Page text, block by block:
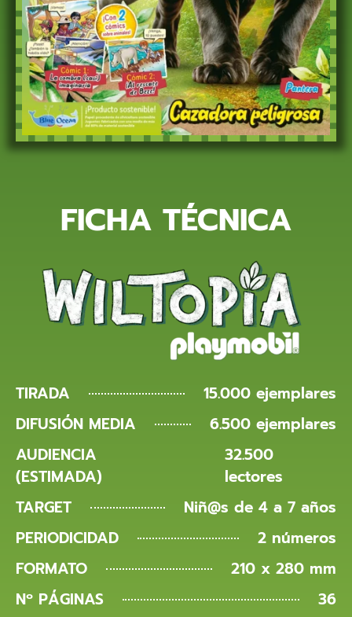
FICHA TÉCNICA
TIRADA
15.000 ejemplares
DIFUSIÓN MEDIA
6.500 ejemplares
AUDIENCIA
(ESTIMADA)
32.500
lectores
TARGET
Niñ@s de 4 a 7 años
PERIODICIDAD
2 números
FORMATO
210 x 280 mm
Nº PÁGINAS
36